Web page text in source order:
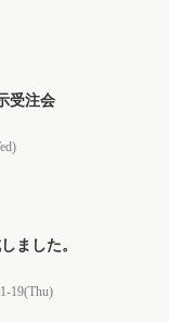
受注会
ました。
19(Thu)